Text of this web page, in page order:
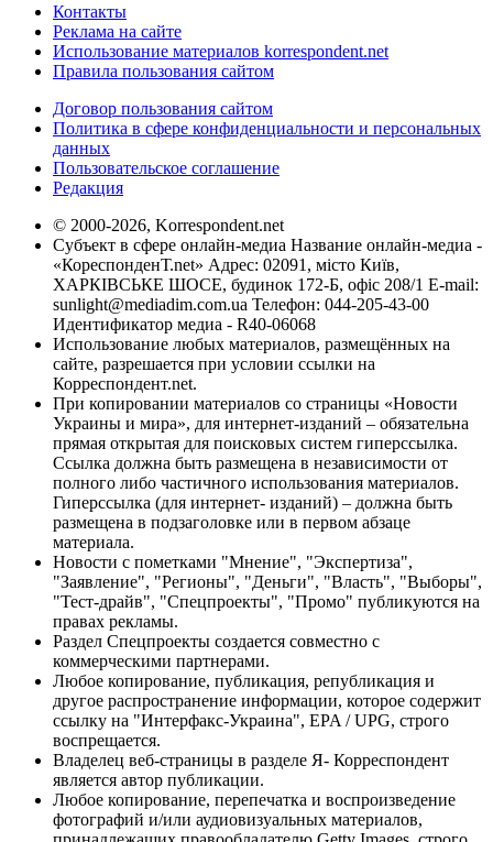
Контакты
Реклама на сайте
Использование материалов korrespondent.net
Правила пользования сайтом
Договор пользования сайтом
Политика в сфере конфиденциальности и персональных
данных
Пользовательское соглашение
Редакция
© 2000-2026, Korrespondent.net
Субъект в сфере онлайн-медиа Название онлайн-медиа -
«КореспонденТ.net» Адрес: 02091, місто Київ,
ХАРКІВСЬКЕ ШОСЕ, будинок 172-Б, офіс 208/1 E-mail:
sunlight@mediadim.com.ua Телефон: 044-205-43-00
Идентификатор медиа - R40-06068
Использование любых материалов, размещённых на
сайте, разрешается при условии ссылки на
Корреспондент.net.
При копировании материалов со страницы «Новости
Украины и мира», для интернет-изданий – обязательна
прямая открытая для поисковых систем гиперссылка.
Ссылка должна быть размещена в независимости от
полного либо частичного использования материалов.
Гиперссылка (для интернет- изданий) – должна быть
размещена в подзаголовке или в первом абзаце
материала.
Новости с пометками "Мнение", "Экспертиза",
"Заявление", "Регионы", "Деньги", "Власть", "Выборы",
"Тест-драйв", "Спецпроекты", "Промо" публикуются на
правах рекламы.
Раздел Спецпроекты создается совместно с
коммерческими партнерами.
Любое копирование, публикация, републикация и
другое распространение информации, которое содержит
ссылку на "Интерфакс-Украина", EPA / UPG, строго
воспрещается.
Владелец веб-страницы в разделе Я- Корреспондент
является автор публикации.
Любое копирование, перепечатка и воспроизведение
фотографий и/или аудиовизуальных материалов,